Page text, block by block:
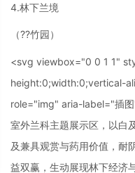
4.林下兰境
（??竹园）
<svg viewbox="0 0 1 1"
height:0;width:0;vertical-
role="img" aria-label="插
室外兰科主题展示区，以白
及兼具观赏与药用价值，耐
益双赢，生动展现林下经济